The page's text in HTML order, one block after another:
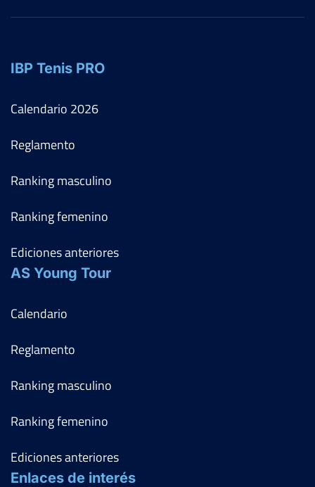
IBP Tenis PRO
Calendario 2026
Reglamento
Ranking masculino
Ranking femenino
Ediciones anteriores
AS Young Tour
Calendario
Reglamento
Ranking masculino
Ranking femenino
Ediciones anteriores
Enlaces de interés